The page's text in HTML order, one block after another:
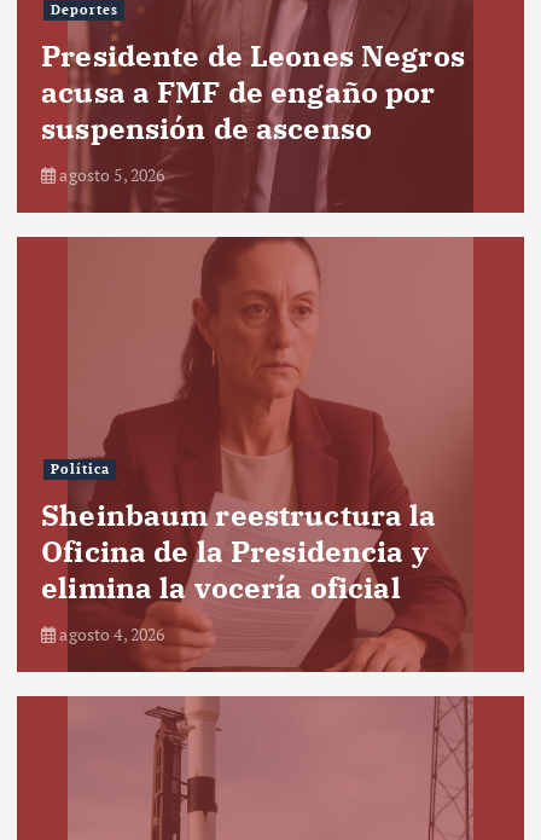
Deportes
Presidente de Leones Negros
acusa a FMF de engaño por
suspensión de ascenso
agosto 5, 2026
Política
Sheinbaum reestructura la
Oficina de la Presidencia y
elimina la vocería oficial
agosto 4, 2026